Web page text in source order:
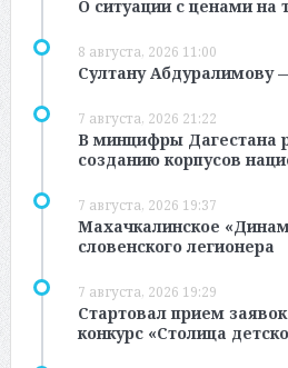
О ситуации с ценами на
8 августа, 2026 11:00
Султану Абдуралимову
7 августа, 2026 21:22
В минцифры Дагестана
созданию корпусов
7 августа, 2026 19:37
Махачкалинское
словенского легионера
7 августа, 2026 19:29
Стартовал прием
конкурс «Столица